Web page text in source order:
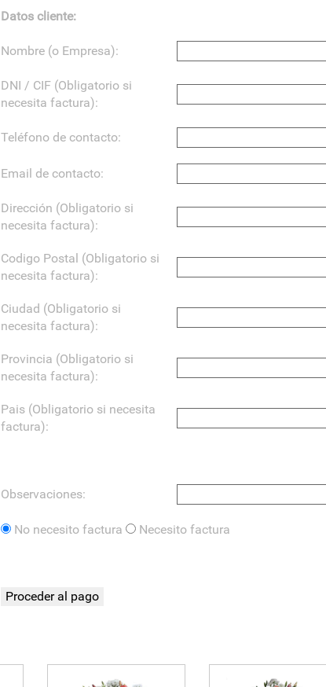
Datos cliente:
Nombre (o Empresa):
DNI / CIF (Obligatorio si
necesita factura):
Teléfono de contacto:
Email de contacto:
Dirección (Obligatorio si
necesita factura):
Codigo Postal (Obligatorio si
necesita factura):
Ciudad (Obligatorio si
necesita factura):
Provincia (Obligatorio si
necesita factura):
Pais (Obligatorio si necesita
factura):
Observaciones:
No necesito factura Necesito factura